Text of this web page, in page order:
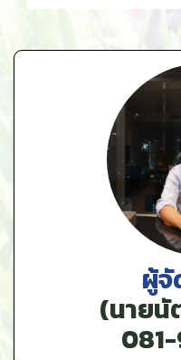
ผู้จั
(นายนั